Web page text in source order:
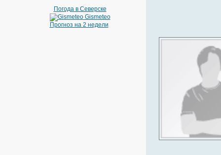
Погода в Северске
Gismeteo
Прогноз на 2 недели